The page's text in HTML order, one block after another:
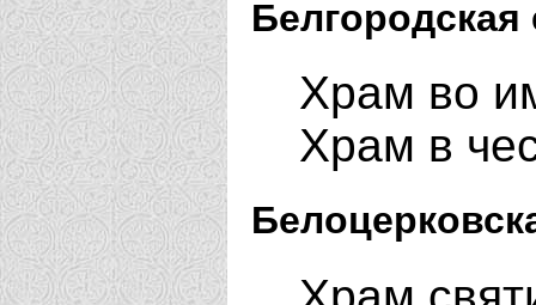
Белгородская
Храм во
Храм в